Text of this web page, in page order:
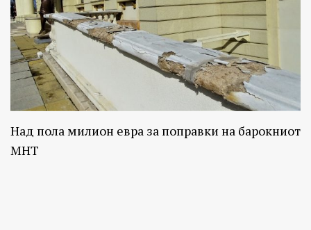
Над пола милион евра за поправки на барокниот
МНТ